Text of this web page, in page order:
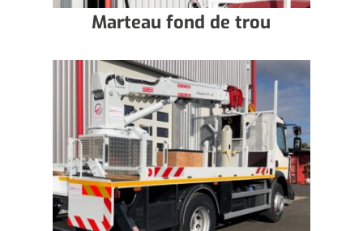
Marteau fond de trou